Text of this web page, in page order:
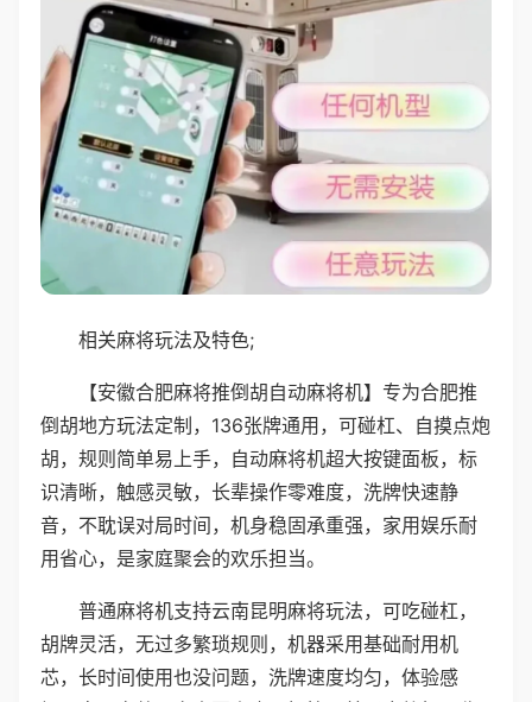
相关麻将玩法及特色;
【安徽合肥麻将推倒胡自动麻将机】专为合肥推
倒胡地方玩法定制，136张牌通用，可碰杠、自摸点炮
胡，规则简单易上手，自动麻将机超大按键面板，标
识清晰，触感灵敏，长辈操作零难度，洗牌快速静
音，不耽误对局时间，机身稳固承重强，家用娱乐耐
用省心，是家庭聚会的欢乐担当。
普通麻将机支持云南昆明麻将玩法，可吃碰杠，
胡牌灵活，无过多繁琐规则，机器采用基础耐用机
芯，长时间使用也没问题，洗牌速度均匀，体验感